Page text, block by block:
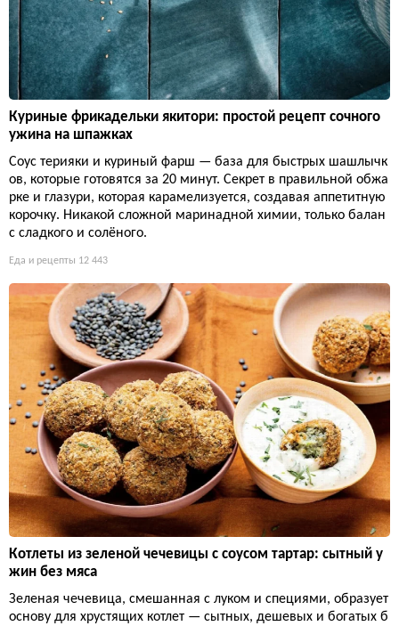
Куриные фрикадельки якитори: простой рецепт сочного
ужина на шпажках
Соус терияки и куриный фарш — база для быстрых шашлычк
ов, которые готовятся за 20 минут. Секрет в правильной обжа
рке и глазури, которая карамелизуется, создавая аппетитную
корочку. Никакой сложной маринадной химии, только балан
с сладкого и солёного.
Еда и рецепты 12 443
Котлеты из зеленой чечевицы с соусом тартар: сытный у
жин без мяса
Зеленая чечевица, смешанная с луком и специями, образует
основу для хрустящих котлет — сытных, дешевых и богатых б